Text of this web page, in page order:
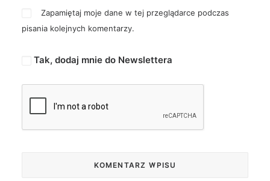
Zapamiętaj moje dane w tej przeglądarce podczas
pisania kolejnych komentarzy.
Tak, dodaj mnie do Newslettera